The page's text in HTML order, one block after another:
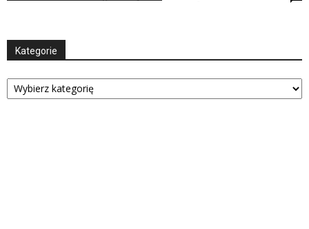
Kategorie
Kategorie